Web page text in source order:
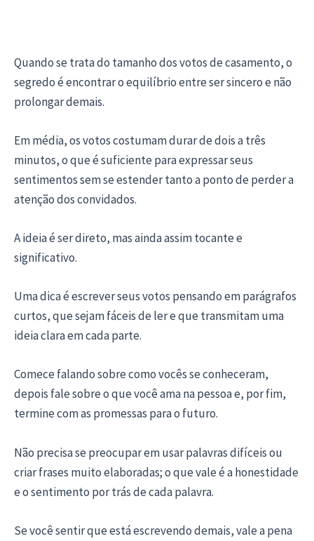
Quando se trata do tamanho dos votos de casamento, o
segredo é encontrar o equilíbrio entre ser sincero e não
prolongar demais.
Em média, os votos costumam durar de dois a três
minutos, o que é suficiente para expressar seus
sentimentos sem se estender tanto a ponto de perder a
atenção dos convidados.
A ideia é ser direto, mas ainda assim tocante e
significativo.
Uma dica é escrever seus votos pensando em parágrafos
curtos, que sejam fáceis de ler e que transmitam uma
ideia clara em cada parte.
Comece falando sobre como vocês se conheceram,
depois fale sobre o que você ama na pessoa e, por fim,
termine com as promessas para o futuro.
Não precisa se preocupar em usar palavras difíceis ou
criar frases muito elaboradas; o que vale é a honestidade
e o sentimento por trás de cada palavra.
Se você sentir que está escrevendo demais, vale a pena